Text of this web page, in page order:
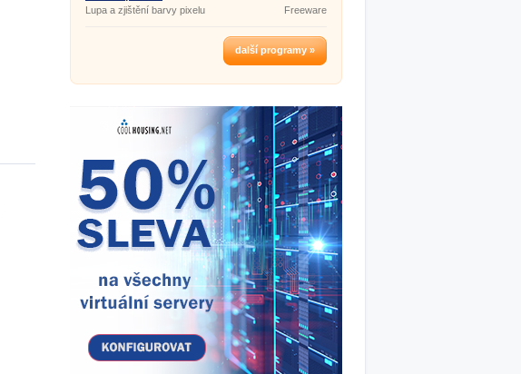
Lupa a zjištění barvy pixelu
Freeware
další programy »